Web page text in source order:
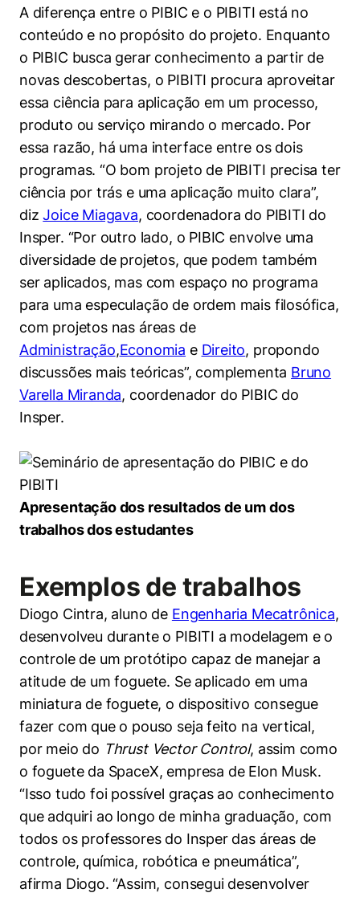
A diferença entre o PIBIC e o PIBITI está no
conteúdo e no propósito do projeto. Enquanto
o PIBIC busca gerar conhecimento a partir de
novas descobertas, o PIBITI procura aproveitar
essa ciência para aplicação em um processo,
produto ou serviço mirando o mercado. Por
essa razão, há uma interface entre os dois
programas. “O bom projeto de PIBITI precisa ter
ciência por trás e uma aplicação muito clara”,
dizJoice Miagava, coordenadora do PIBITI do
Insper. “Por outro lado, o PIBIC envolve uma
diversidade de projetos, que podem também
ser aplicados, mas com espaço no programa
para uma especulação de ordem mais filosófica,
com projetos nas áreas de
Administração,Economia e Direito, propondo
discussões mais teóricas”, complementa Bruno
Varella Miranda, coordenador do PIBIC do
Insper.
Apresentação dos resultados de um dos
trabalhos dos estudantes
Exemplos de trabalhos
Diogo Cintra, aluno de Engenharia Mecatrônica,
desenvolveu durante o PIBITI a modelagem e o
controle de um protótipo capaz de manejar a
atitude de um foguete. Se aplicado em uma
miniatura de foguete, o dispositivo consegue
fazer com que o pouso seja feito na vertical,
por meio do Thrust Vector Control, assim como
o foguete da SpaceX, empresa de Elon Musk.
“Isso tudo foi possível graças ao conhecimento
que adquiri ao longo de minha graduação, com
todos os professores do Insper das áreas de
controle, química, robótica e pneumática”,
afirma Diogo. “Assim, consegui desenvolver